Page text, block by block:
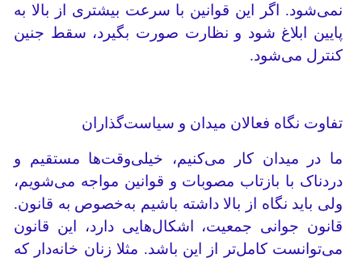
نمی‌شود. اگر این قوانین با سرعت بیشتری از بالا به
پایین ابلاغ شود و نظارت صورت بگیرد، سقط جنین
کنترل می‌شود.
تفاوت نگاه فعالان میدان و سیاست‌گذاران
ما در میدان کار می‌کنیم، خیلی‌وقت‌ها مستقیم و
دردناک با بازتاب مصوبات و قوانین مواجه می‌شویم،
ولی باید نگاه از بالا داشته باشیم به‌خصوص به قانون.
قانون جوانی جمعیت، اشکال‌هایی دارد، این قانون
می‌توانست کامل‌تر از این باشد. مثلا زنان خانه‌دار که